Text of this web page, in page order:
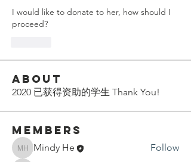
I would like to donate to her, how should I
proceed?
About
2020 已获得资助的学生 Thank You!
Members
Mindy He
Mindy He
Follow